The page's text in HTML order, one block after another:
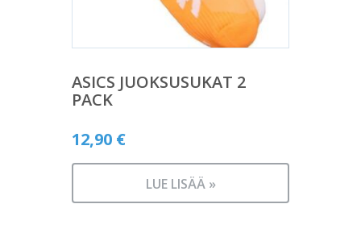
ASICS JUOKSUSUKAT 2
PACK
12,90 €
LUE LISÄÄ »